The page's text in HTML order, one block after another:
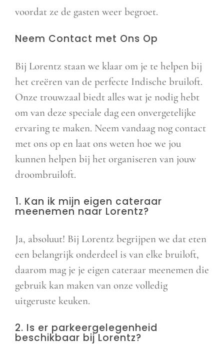
voordat ze de gasten weer begroet.
Neem Contact met Ons Op
Bij Lorentz staan we klaar om je te helpen bij
het creëren van de perfecte Indische bruiloft.
Onze trouwzaal biedt alles wat je nodig hebt
om van deze speciale dag een onvergetelijke
ervaring te maken. Neem vandaag nog contact
met ons op en laat ons weten hoe we jou
kunnen helpen bij het organiseren van jouw
droombruiloft.
1. Kan ik mijn eigen cateraar
meenemen naar Lorentz?
Ja, absoluut! Bij Lorentz begrijpen we dat eten
een belangrijk onderdeel is van elke bruiloft,
daarom mag je je eigen cateraar meenemen die
gebruik kan maken van onze volledig
uitgeruste keuken.
2. Is er parkeergelegenheid
beschikbaar bij Lorentz?